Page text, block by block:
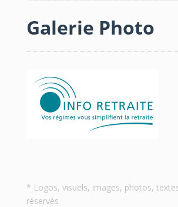
Galerie Photo
* Logos, visuels, images, photos,
réservés